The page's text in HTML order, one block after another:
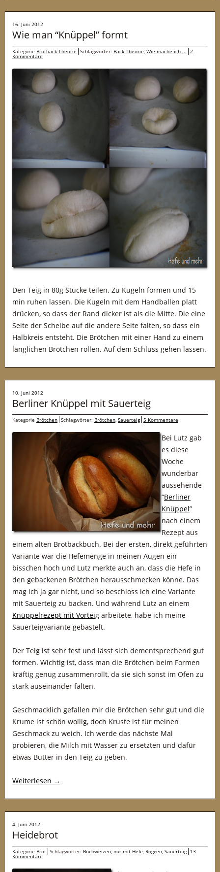
16. Juni 2012
Wie man “Knüppel” formt
Kategorie Brotback-Theorie Schlagwörter: Back-Theorie, Wie mache ich ... 2
Kommentare
Den Teig in 80g Stücke teilen. Zu Kugeln formen und 15
min ruhen lassen. Die Kugeln mit dem Handballen platt
drücken, so dass der Rand dicker ist als die Mitte. Die eine
Seite der Scheibe auf die andere Seite falten, so dass ein
Halbkreis entsteht. Die Brötchen mit einer Hand zu einem
länglichen Brötchen rollen. Auf dem Schluss gehen lassen.
10. Juni 2012
Berliner Knüppel mit Sauerteig
Kategorie Brötchen Schlagwörter: Brötchen, Sauerteig 5 Kommentare
Bei Lutz gab
es diese
Woche
wunderbar
aussehende
“Berliner
Knüppel”
nach einem
Rezept aus
einem alten Brotbackbuch. Bei der ersten, direkt geführten
Variante war die Hefemenge in meinen Augen ein
bisschen hoch und Lutz merkte auch an, dass die Hefe in
den gebackenen Brötchen herausschmecken könne. Das
mag ich ja gar nicht, und so beschloss ich eine Variante
mit Sauerteig zu backen. Und während Lutz an einem
Knüppelrezept mit Vorteig arbeitete, habe ich meine
Sauerteigvariante gebastelt.
Der Teig ist sehr fest und lässt sich dementsprechend gut
formen. Wichtig ist, dass man die Brötchen beim Formen
kräftig genug zusammenrollt, da sie sich sonst im Ofen zu
stark auseinander falten.
Geschmacklich gefallen mir die Brötchen sehr gut und die
Krume ist schön wollig, doch Kruste ist für meinen
Geschmack zu weich. Ich werde das nächste Mal
probieren, die Milch mit Wasser zu ersetzten und dafür
etwas Butter in den Teig zu geben.
Weiterlesen →
4. Juni 2012
Heidebrot
Kategorie Brot Schlagwörter: Buchweizen, nur mit Hefe, Roggen, Sauerteig 13
Kommentare